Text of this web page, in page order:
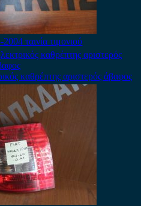
ταινία τιμονιού
καθρέπτης αριστερός άβαφος